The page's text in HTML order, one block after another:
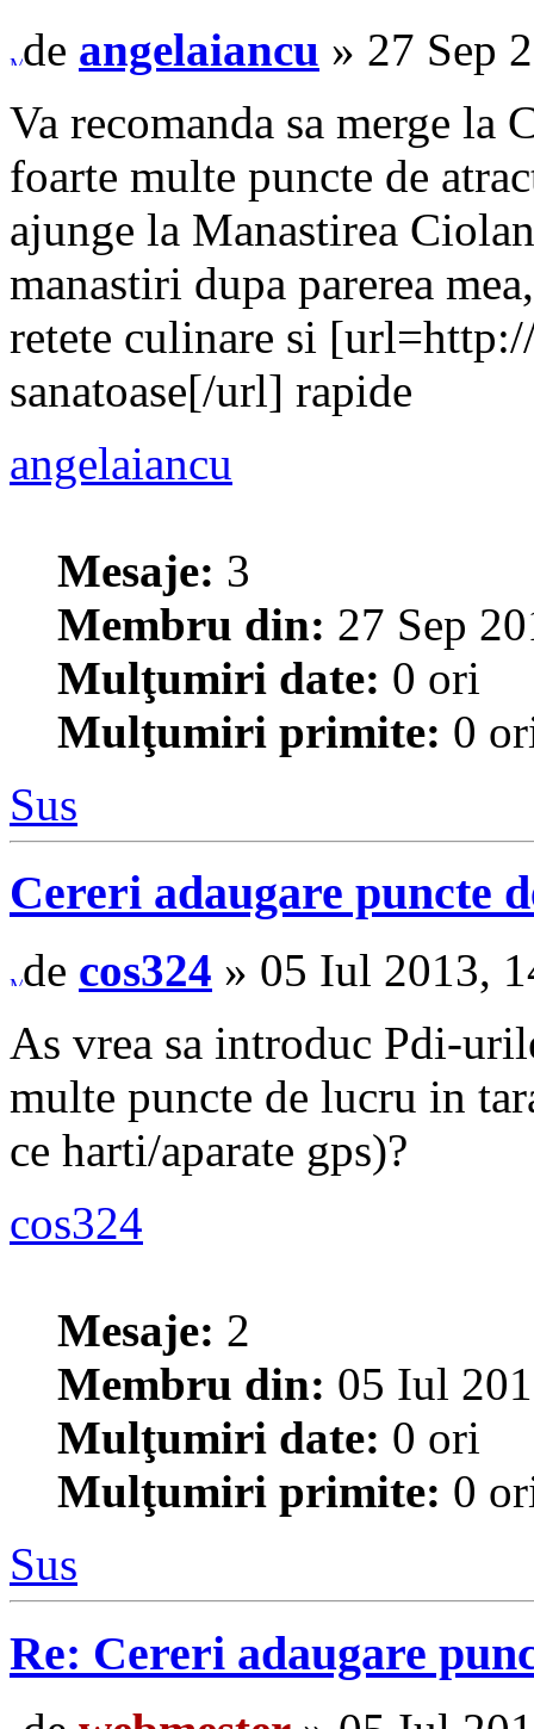
de angelaiancu » 27 Sep
Va recomanda sa merge
foarte multe puncte de
ajunge la Manastirea
manastiri dupa parerea
retete culinare si
sanatoase[/url] rapide
angelaiancu
Mesaje: 3
Membru din: 27 Sep
Mulţumiri date: 0 ori
Mulţumiri primite: 0
Sus
Cereri adaugare puncte
de cos324 » 05 Iul 2013,
As vrea sa introduc Pdi-
multe puncte de lucru in
ce harti/aparate gps)?
cos324
Mesaje: 2
Membru din: 05 Iul
Mulţumiri date: 0 ori
Mulţumiri primite: 0
Sus
Re: Cereri adaugare